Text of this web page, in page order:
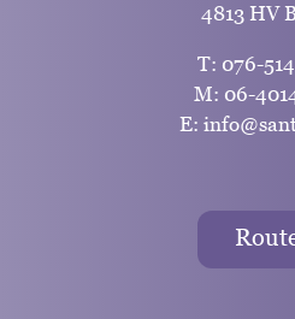
4813 HV
T: 076-
M: 06-
E: